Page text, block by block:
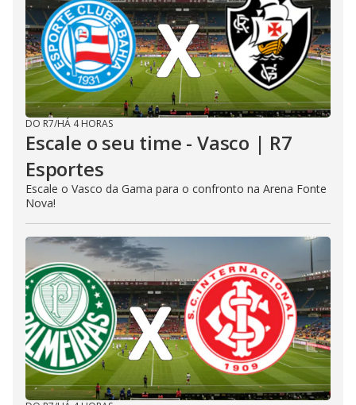
DO R7/HÁ 4 HORAS
Escale o seu time - Vasco | R7
Esportes
Escale o Vasco da Gama para o confronto na Arena Fonte
Nova!